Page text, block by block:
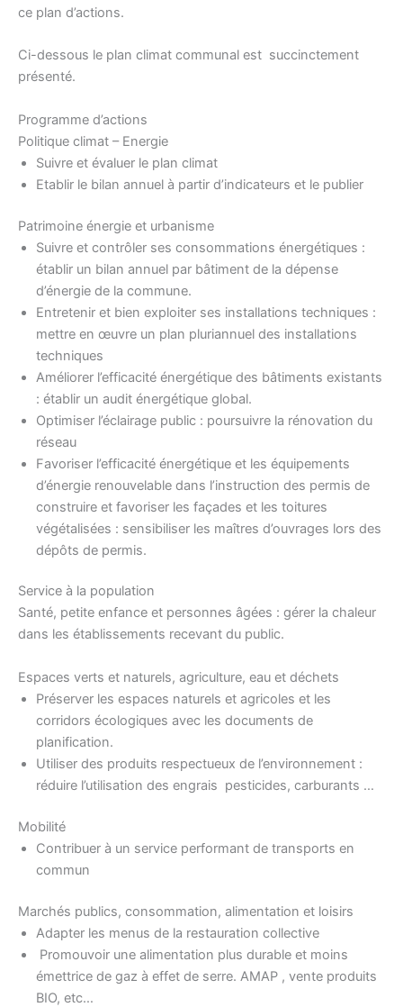
ce plan d’actions.
Ci-dessous le plan climat communal est succinctement
présenté.
Programme d’actions
Politique climat – Energie
Suivre et évaluer le plan climat
Etablir le bilan annuel à partir d’indicateurs et le publier
Patrimoine énergie et urbanisme
Suivre et contrôler ses consommations énergétiques :
établir un bilan annuel par bâtiment de la dépense
d’énergie de la commune.
Entretenir et bien exploiter ses installations techniques :
mettre en œuvre un plan pluriannuel des installations
techniques
Améliorer l’efficacité énergétique des bâtiments existants
: établir un audit énergétique global.
Optimiser l’éclairage public : poursuivre la rénovation du
réseau
Favoriser l’efficacité énergétique et les équipements
d’énergie renouvelable dans l’instruction des permis de
construire et favoriser les façades et les toitures
végétalisées : sensibiliser les maîtres d’ouvrages lors des
dépôts de permis.
Service à la population
Santé, petite enfance et personnes âgées : gérer la chaleur
dans les établissements recevant du public.
Espaces verts et naturels, agriculture, eau et déchets
Préserver les espaces naturels et agricoles et les
corridors écologiques avec les documents de
planification.
Utiliser des produits respectueux de l’environnement :
réduire l’utilisation des engrais pesticides, carburants …
Mobilité
Contribuer à un service performant de transports en
commun
Marchés publics, consommation, alimentation et loisirs
Adapter les menus de la restauration collective
Promouvoir une alimentation plus durable et moins
émettrice de gaz à effet de serre. AMAP , vente produits
BIO, etc…